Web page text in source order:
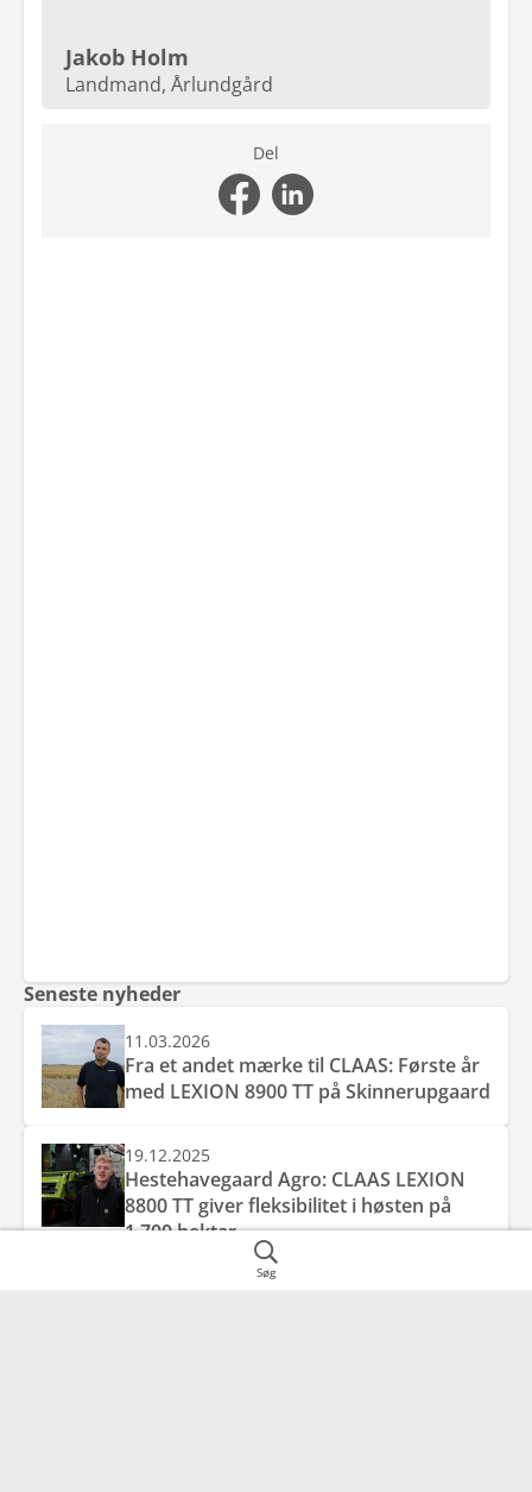
Søg
Jakob Holm
Landmand, Årlundgård
Del
Seneste nyheder
11.03.2026
Fra et andet mærke til CLAAS: Første år
med LEXION 8900 TT på Skinnerupgaard
19.12.2025
Hestehavegaard Agro: CLAAS LEXION
8800 TT giver fleksibilitet i høsten på
1.700 hektar